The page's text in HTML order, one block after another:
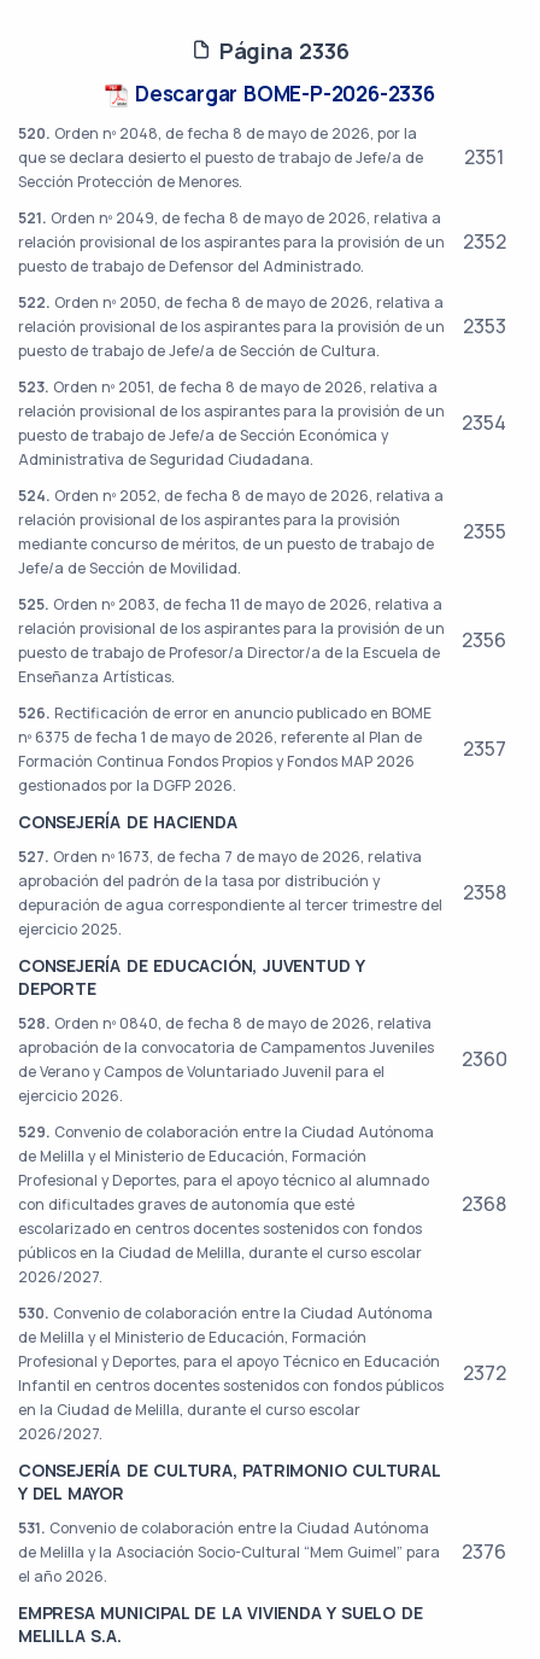
Página 2336
Descargar BOME-P-2026-2336
520. Orden nº 2048, de fecha 8 de mayo de 2026, por la
que se declara desierto el puesto de trabajo de Jefe/a de
Sección Protección de Menores.
2351
521. Orden nº 2049, de fecha 8 de mayo de 2026, relativa a
relación provisional de los aspirantes para la provisión de un
puesto de trabajo de Defensor del Administrado.
2352
522. Orden nº 2050, de fecha 8 de mayo de 2026, relativa a
relación provisional de los aspirantes para la provisión de un
puesto de trabajo de Jefe/a de Sección de Cultura.
2353
523. Orden nº 2051, de fecha 8 de mayo de 2026, relativa a
relación provisional de los aspirantes para la provisión de un
puesto de trabajo de Jefe/a de Sección Económica y
Administrativa de Seguridad Ciudadana.
2354
524. Orden nº 2052, de fecha 8 de mayo de 2026, relativa a
relación provisional de los aspirantes para la provisión
mediante concurso de méritos, de un puesto de trabajo de
Jefe/a de Sección de Movilidad.
2355
525. Orden nº 2083, de fecha 11 de mayo de 2026, relativa a
relación provisional de los aspirantes para la provisión de un
puesto de trabajo de Profesor/a Director/a de la Escuela de
Enseñanza Artísticas.
2356
526. Rectificación de error en anuncio publicado en BOME
nº 6375 de fecha 1 de mayo de 2026, referente al Plan de
Formación Continua Fondos Propios y Fondos MAP 2026
gestionados por la DGFP 2026.
2357
CONSEJERÍA DE HACIENDA
527. Orden nº 1673, de fecha 7 de mayo de 2026, relativa
aprobación del padrón de la tasa por distribución y
depuración de agua correspondiente al tercer trimestre del
ejercicio 2025.
2358
CONSEJERÍA DE EDUCACIÓN, JUVENTUD Y
DEPORTE
528. Orden nº 0840, de fecha 8 de mayo de 2026, relativa
aprobación de la convocatoria de Campamentos Juveniles
de Verano y Campos de Voluntariado Juvenil para el
ejercicio 2026.
2360
529. Convenio de colaboración entre la Ciudad Autónoma
de Melilla y el Ministerio de Educación, Formación
Profesional y Deportes, para el apoyo técnico al alumnado
con dificultades graves de autonomía que esté
escolarizado en centros docentes sostenidos con fondos
públicos en la Ciudad de Melilla, durante el curso escolar
2026/2027.
2368
530. Convenio de colaboración entre la Ciudad Autónoma
de Melilla y el Ministerio de Educación, Formación
Profesional y Deportes, para el apoyo Técnico en Educación
Infantil en centros docentes sostenidos con fondos públicos
en la Ciudad de Melilla, durante el curso escolar
2026/2027.
2372
CONSEJERÍA DE CULTURA, PATRIMONIO CULTURAL
Y DEL MAYOR
531. Convenio de colaboración entre la Ciudad Autónoma
de Melilla y la Asociación Socio-Cultural “Mem Guimel” para
el año 2026.
2376
EMPRESA MUNICIPAL DE LA VIVIENDA Y SUELO DE
MELILLA S.A.